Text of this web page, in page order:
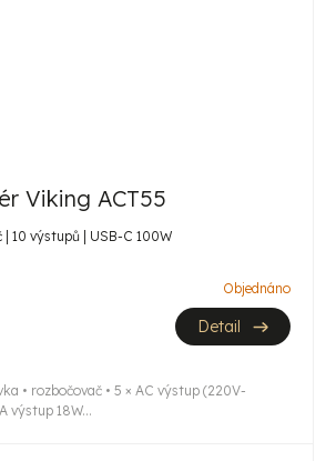
Viking ACT55
| 10 výstupů | USB-C 100W
Objednáno
Detail
• rozbočovač • 5 × AC výstup (220V-
výstup 18W...